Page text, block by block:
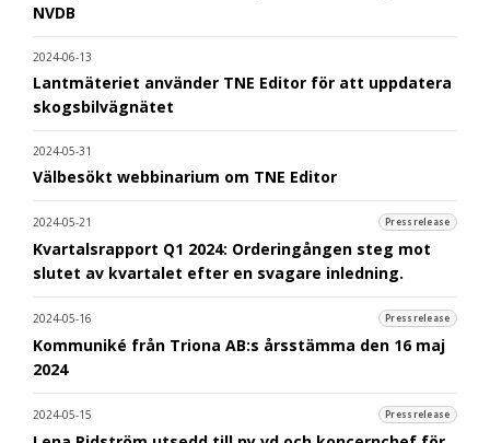
NVDB
2024-06-13
Lantmäteriet använder TNE Editor för att uppdatera
skogsbilvägnätet
2024-05-31
Välbesökt webbinarium om TNE Editor
2024-05-21 Pressrelease
Kvartalsrapport Q1 2024: Orderingången steg mot
slutet av kvartalet efter en svagare inledning.
2024-05-16 Pressrelease
Kommuniké från Triona AB:s årsstämma den 16 maj
2024
2024-05-15 Pressrelease